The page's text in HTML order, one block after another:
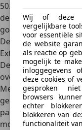
50.000 euro
de tweede generatie
goedkoper zijn.
Design
Exterieur
De Lotus Elan wist
overtuigen met zijn
Met zijn kleine en
gemakkelijk te
parkeerplaats. Tot
model behoren de
Wij of deze
vergelijkbare
voor essentiële
de website
als reactie op
mogelijk te
inloggegevens
deze cookies of
gesproken
browsers
echter
blokkeren van
functionaliteit